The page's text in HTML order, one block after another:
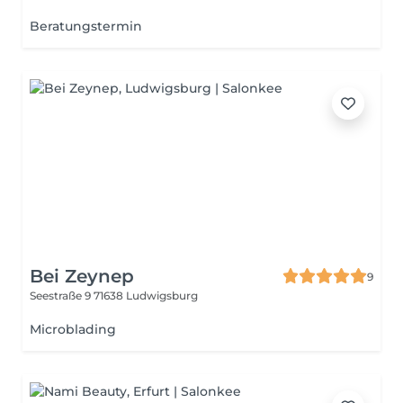
Beratungstermin
Bei Zeynep
9
Seestraße 9 71638 Ludwigsburg
Microblading